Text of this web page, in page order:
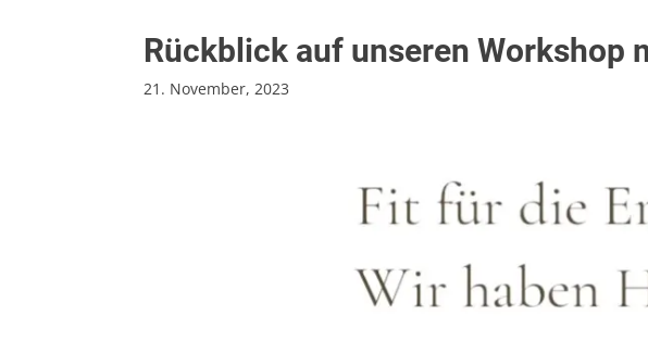
Rückblick auf unseren Workshop
21. November, 2023